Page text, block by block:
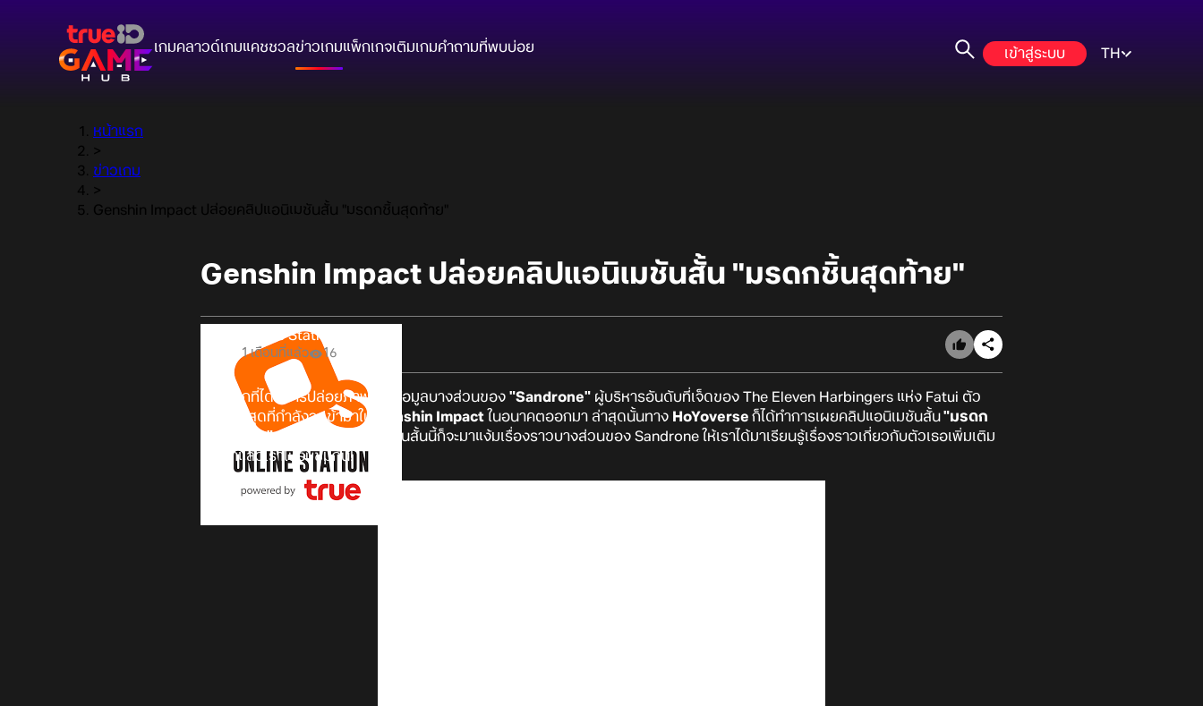
เกมคลาวด์เกมแคชชวลข่าวเกมแพ็กเกจเติมเกมคำถามที่พบบ่อย เข้าสู่ระบบ TH
หน้าแรก
>
ข่าวเกม
>
Genshin Impact ปล่อยคลิปแอนิเมชันสั้น "มรดกชิ้นสุดท้าย"
Genshin Impact ปล่อยคลิปแอนิเมชันสั้น "มรดกชิ้นสุดท้าย"
Online Station
1 เดือนที่แล้ว 16
หลังจากที่ได้มีการปล่อยภาพและข้อมูลบางส่วนของ "Sandrone" ผู้บริหารอันดับที่เจ็ดของ The Eleven Harbingers แห่ง Fatui ตัว
ละครล่าสุดที่กำลังจะเข้ามาใน
Genshin Impact ในอนาคตออกมา ล่าสุดนั้นทาง HoYoverse ก็ได้ทำการเผยคลิปแอนิเมชันสั้น"มรดก
ชิ้นสุดท้าย" ออกมา ซึ่งในแอนิเมชันสั้นนี้ก็จะมาแง้มเรื่องราวบางส่วนของ Sandrone ให้เราได้มาเรียนรู้เรื่องราวเกี่ยวกับตัวเธอเพิ่มเติม
กัน ว่าแล้วเราไปรับชมกัน!